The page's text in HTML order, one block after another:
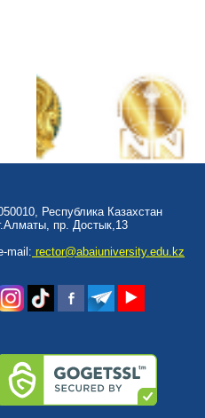
Республика Казахстан
пр. Достык,13
mail: rector@abaiuniversity.edu.kz